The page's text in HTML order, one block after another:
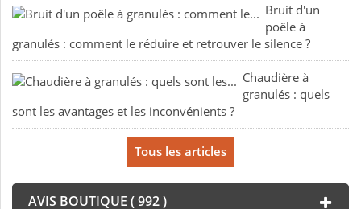
Bruit d'un
poêle à
granulés : comment le réduire et retrouver le silence ?
Chaudière à
granulés : quels
sont les avantages et les inconvénients ?
Tous les articles
AVIS BOUTIQUE ( 992 )